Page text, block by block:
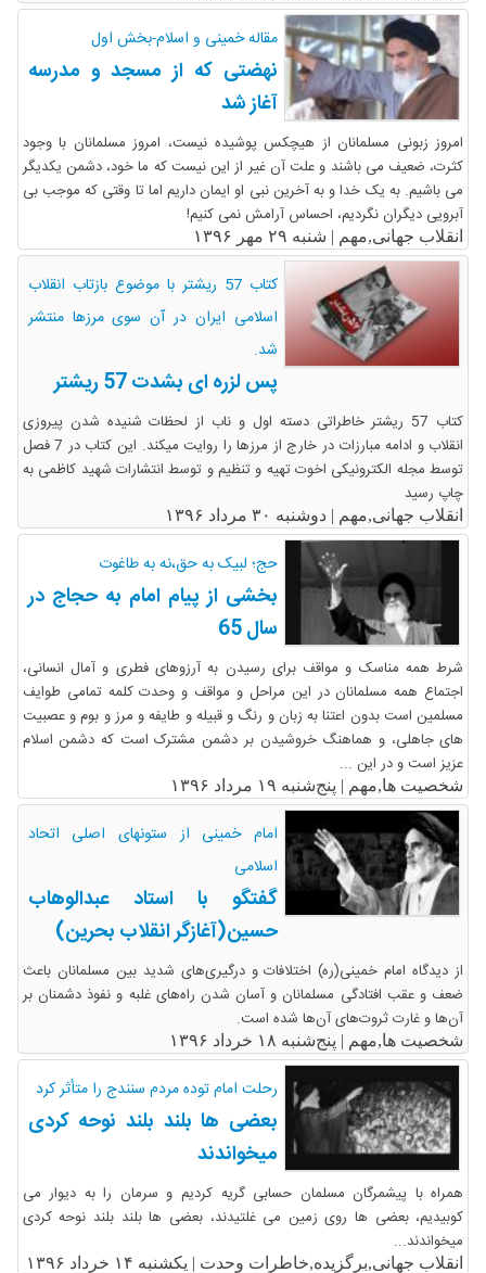
مقاله خمینی و اسلام-بخش اول
نهضتی که از مسجد و مدرسه
آغاز شد
امروز زبونی مسلمانان از هیچکس پوشیده نیست، امروز مسلمانان با وجود
کثرت، ضعیف می باشند و علت آن غیر از این نیست که ما خود، دشمن یکدیگر
می باشیم. به یک خدا و به آخرین نبی او ایمان داریم اما تا وقتی که موجب بی
آبرویی دیگران نگردیم، احساس آرامش نمی کنیم!
انقلاب جهانی,مهم | شنبه ۲۹ مهر ۱۳۹۶
کتاب 57 ریشتر با موضوع بازتاب انقلاب
اسلامی ایران در آن سوی مرزها منتشر
شد.
پس لزره ای بشدت 57 ریشتر
کتاب 57 ریشتر خاطراتی دسته اول و ناب از لحظات شنیده شدن پیروزی
انقلاب و ادامه مبارزات در خارج از مرزها را روایت می­کند. این کتاب در 7 فصل
توسط مجله الکترونیکی اخوت تهیه و تنظیم و توسط انتشارات شهید کاظمی به
چاپ رسید
انقلاب جهانی,مهم | دوشنبه ۳۰ مرداد ۱۳۹۶
حج؛ لبیک به حق،نه به طاغوت
بخشی از پیام امام به حجاج در
سال 65
شرط همه مناسک و مواقف براى رسیدن به آرزوهاى فطرى و آمال انسانى،
اجتماع همه مسلمانان در این مراحل و مواقف و وحدت کلمه تمامى طوایف
مسلمین است بدون اعتنا به زبان و رنگ و قبیله و طایفه و مرز و بوم و عصبیت
هاى جاهلى، و هماهنگ خروشیدن بر دشمن مشترک است که دشمن اسلام
عزیز است و در این ...
شخصیت ها,مهم | پنج‌شنبه ۱۹ مرداد ۱۳۹۶
امام خمینی از ستونهای اصلی اتحاد
اسلامی
گفتگو با استاد عبدالوهاب
حسین(آغازگر انقلاب بحرین)
از دیدگاه امام خمینی(ره) اختلافات و درگیری‌های شدید بین مسلمانان باعث
ضعف و عقب افتادگی مسلمانان و آسان شدن راه‌های غلبه و نفوذ دشمنان بر
آن‌ها و غارت ثروت‌های آن‌ها شده است.
شخصیت ها,مهم | پنج‌شنبه ۱۸ خرداد ۱۳۹۶
رحلت امام توده مردم سنندج را متأثر کرد
بعضی ها بلند بلند نوحه کردی
میخواندند
همراه با پیشمرگان مسلمان حسابی گریه کردیم و سرمان را به دیوار می
کوبیدیم، بعضی ها روی زمین می غلتیدند، بعضی ها بلند بلند نوحه کردی
میخواندند...
انقلاب جهانی,برگزیده,خاطرات وحدت | یکشنبه ۱۴ خرداد ۱۳۹۶